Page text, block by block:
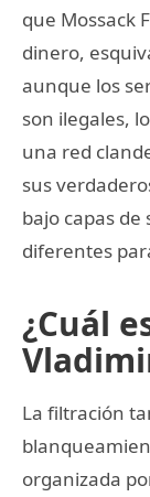
que Mossack
dinero,
aunque los
son ilegales,
una red
sus
bajo capas
diferentes
¿Cuál
La filtración
organizada